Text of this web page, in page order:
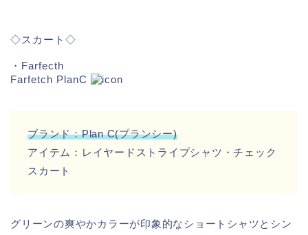
◇スカート◇
・Farfecth
Farfetch PlanC
ブランド：Plan C(プランシー)
アイテム：レイヤードストライプシャツ・チェック
スカート
グリーンの爽やかカラーが印象的なショートシャツとシン